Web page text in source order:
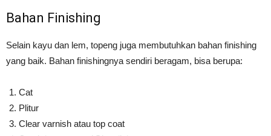
Bahan Finishing
Selain kayu dan lem, topeng juga membutuhkan bahan finishing
yang baik. Bahan finishingnya sendiri beragam, bisa berupa:
Cat
Plitur
Clear varnish atau top coat